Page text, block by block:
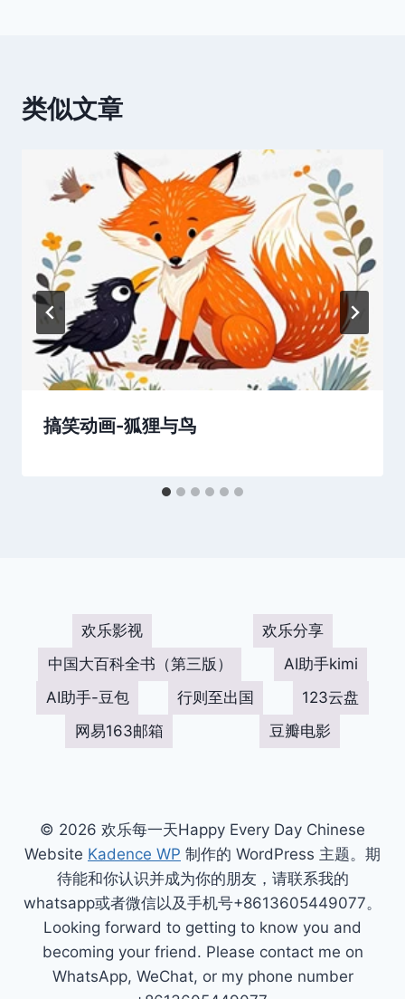
类似文章
搞笑动画-狐狸与鸟
欢乐影视
欢乐分享
中国大百科全书（第三版）
AI助手kimi
AI助手-豆包
行则至出国
123云盘
网易163邮箱
豆瓣电影
© 2026 欢乐每一天Happy Every Day Chinese
Website Kadence WP 制作的 WordPress 主题。期
待能和你认识并成为你的朋友，请联系我的
whatsapp或者微信以及手机号+8613605449077。
Looking forward to getting to know you and
becoming your friend. Please contact me on
WhatsApp, WeChat, or my phone number